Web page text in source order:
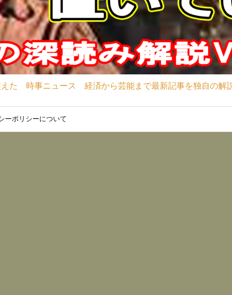
た 時事ニュース 経済から芸能まで最新記事を独自の解
ーポリシーについて